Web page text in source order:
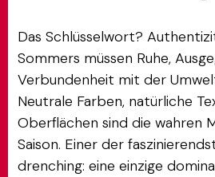
Das Schlüsselwort?
Sommers müssen Ruhe,
Verbundenheit mit der
Neutrale Farben, natürliche
Oberflächen sind die wahren
Saison. Einer der
drenching: eine einzige